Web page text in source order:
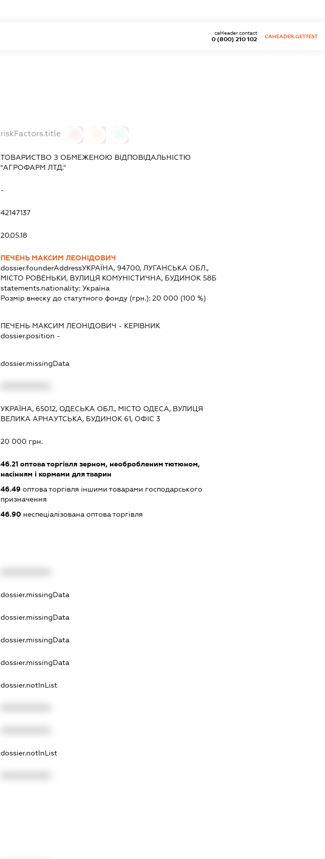
0 (800) 210 102
caHeader.contact
CAHEADER.GETTEST
riskFactors.title
ТОВАРИСТВО З ОБМЕЖЕНОЮ ВІДПОВІДАЛЬНІСТЮ
"АГРОФАРМ ЛТД."
-
42147137
20.05.18
ПЕЧЕНЬ МАКСИМ ЛЕОНІДОВИЧ
dossier.founderAddressУКРАЇНА, 94700, ЛУГАНСЬКА ОБЛ.,
МІСТО РОВЕНЬКИ, ВУЛИЦЯ КОМУНІСТИЧНА, БУДИНОК 58Б
statements.nationality: Україна
Розмір внеску до статутного фонду (грн.): 20 000 (100 %)
ПЕЧЕНЬ МАКСИМ ЛЕОНІДОВИЧ - КЕРІВНИК
dossier.position -
dossier.missingData
УКРАЇНА, 65012, ОДЕСЬКА ОБЛ., МІСТО ОДЕСА, ВУЛИЦЯ
ВЕЛИКА АРНАУТСЬКА, БУДИНОК 61, ОФІС 3
20 000 грн.
46.21оптова торгівля зерном, необробленим тютюном,
насінням і кормами для тварин
46.49оптова торгівля іншими товарами господарського
призначення
46.90неспеціалізована оптова торгівля
dossier.missingData
dossier.missingData
dossier.missingData
dossier.missingData
dossier.notInList
dossier.notInList